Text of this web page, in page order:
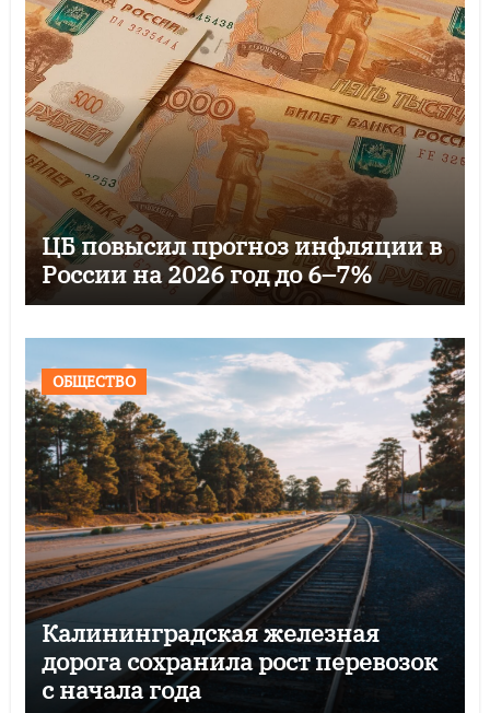
ЦБ повысил прогноз инфляции в
России на 2026 год до 6–7%
ОБЩЕСТВО
Калининградская железная
дорога сохранила рост перевозок
с начала года